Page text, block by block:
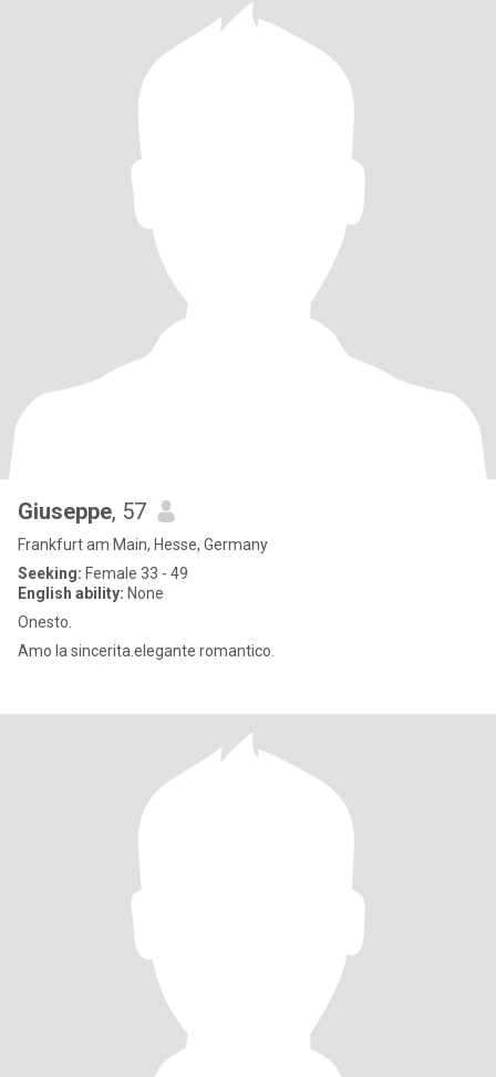
Giuseppe, 57
Frankfurt am Main, Hesse, Germany
Seeking: Female 33 - 49
English ability: None
Onesto.
Amo la sincerita.elegante romantico.